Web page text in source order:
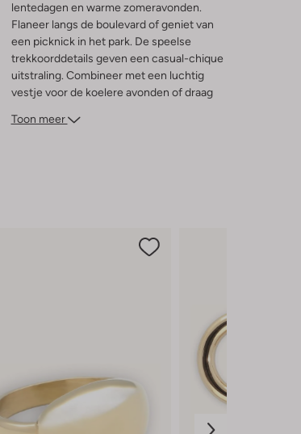
lentedagen en warme zomeravonden.
Flaneer langs de boulevard of geniet van
een picknick in het park. De speelse
trekkoorddetails geven een casual-chique
uitstraling. Combineer met een luchtig
vestje voor de koelere avonden of draag
look. Deze jurk is een must-have voor
Toon meer